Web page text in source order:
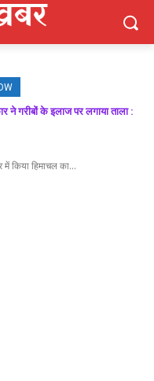
चुनाव में बूथ प्रबंधन निभाएगा
किया हिमाचल का...